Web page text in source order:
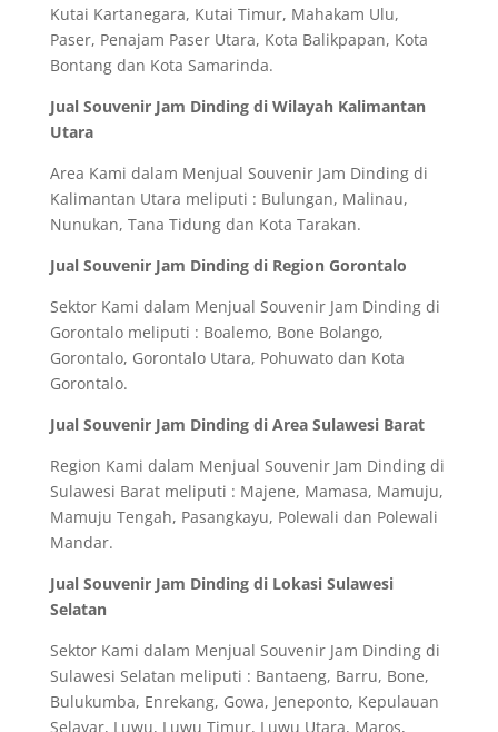
Kutai Kartanegara, Kutai Timur, Mahakam Ulu,
Paser, Penajam Paser Utara, Kota Balikpapan, Kota
Bontang dan Kota Samarinda.
Jual Souvenir Jam Dinding di Wilayah Kalimantan
Utara
Area Kami dalam Menjual Souvenir Jam Dinding di
Kalimantan Utara meliputi : Bulungan, Malinau,
Nunukan, Tana Tidung dan Kota Tarakan.
Jual Souvenir Jam Dinding di Region Gorontalo
Sektor Kami dalam Menjual Souvenir Jam Dinding di
Gorontalo meliputi : Boalemo, Bone Bolango,
Gorontalo, Gorontalo Utara, Pohuwato dan Kota
Gorontalo.
Jual Souvenir Jam Dinding di Area Sulawesi Barat
Region Kami dalam Menjual Souvenir Jam Dinding di
Sulawesi Barat meliputi : Majene, Mamasa, Mamuju,
Mamuju Tengah, Pasangkayu, Polewali dan Polewali
Mandar.
Jual Souvenir Jam Dinding di Lokasi Sulawesi
Selatan
Sektor Kami dalam Menjual Souvenir Jam Dinding di
Sulawesi Selatan meliputi : Bantaeng, Barru, Bone,
Bulukumba, Enrekang, Gowa, Jeneponto, Kepulauan
Selayar, Luwu, Luwu Timur, Luwu Utara, Maros,